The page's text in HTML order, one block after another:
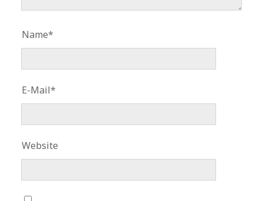
Name*
E-Mail*
Website